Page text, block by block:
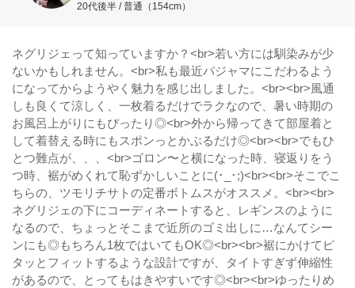
20代後半 / 普通（154cm）
ネグリジェって知っていますか？<br>若い方には馴染みが少
ないかもしれません。<br>私も最近パジャマにこだわるよう
になってからようやく魅力を感じ出しました。<br><br>風通
しも良くて涼しく、一枚着るだけでラクなので、暑い時期の
お風呂上がりにもぴったり◎<br>外から帰ってきて部屋着と
して着替える時にもスポンっとかぶるだけ◎<br><br>でもひ
とつ難点が、、、<br>ゴロン〜と横になった時、寝返りをう
つ時、裾がめくれて恥ずかしいことに(･_･;)<br><br>そこでこ
ちらの、ツモリチサトの定番ボトムスがオススメ。<br><br>
ネグリジェの下にコーディネートすると、レギンスのように
なるので、ちょっとそこまで近所のゴミ出しに…なんてシー
ンにも◎もちろん1枚ではいてもOK◎<br><br>裾にかけてピ
タッとフィットするような設計ですが、タイトすぎず伸縮性
があるので、とってもはきやすいです◎<br><br>ゆったりめ